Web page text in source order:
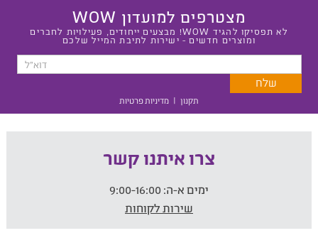
מצטרפים למועדון WOW
לא תפסיקו להגיד WOW! מבצעים ייחודים, פעילויות לחברים
ומוצרים חדשים - ישירות לתיבת המייל שלכם
תקנון | מדיניות פרטיות
צרו איתנו קשר
ימים א-ה:
שירות לקוחות